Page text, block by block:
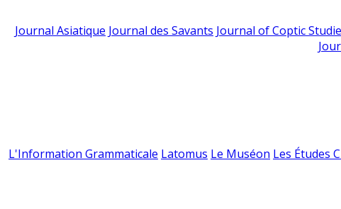
Journal Asiatique Journal des Savants Journal of Coptic
L'Information Grammaticale Latomus Le Muséon Les Études